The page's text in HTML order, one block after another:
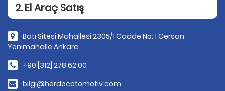
2. El Araç Satış
Batı Sitesi Mahallesi 2305/1 Cadde No: 1 Gersan
Yenimahalle Ankara
+90 [312] 278 62 00
bilgi@herdocotomotiv.com